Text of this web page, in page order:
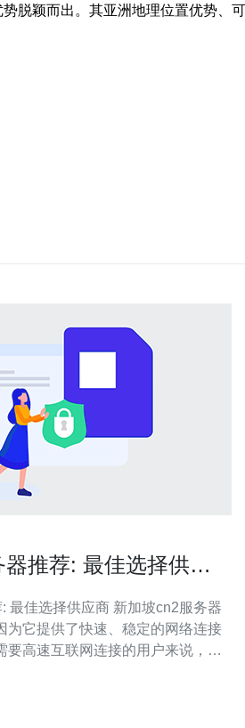
脱颖而出。其亚洲地理位置优势、
推荐: 最佳选择供应
应商 新加坡cn2服务器
为它提供了快速、稳定的网络连接
要高速互联网连接的用户来说，新
。以下是一些我们推荐的供应